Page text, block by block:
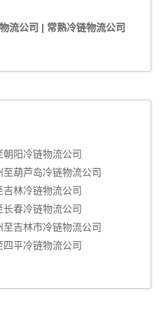
流公司 | 常熟冷链物流公司
阳冷链物流公司
葫芦岛冷链物流公司
林冷链物流公司
春冷链物流公司
吉林市冷链物流公司
平冷链物流公司